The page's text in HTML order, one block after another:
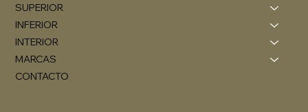
SUPERIOR
INFERIOR
INTERIOR
MARCAS
CONTACTO